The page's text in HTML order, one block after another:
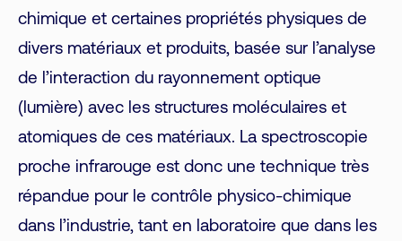
chimique et certaines propriétés physiques de
divers matériaux et produits, basée sur l’analyse
de l’interaction du rayonnement optique
(lumière) avec les structures moléculaires et
atomiques de ces matériaux. La spectroscopie
proche infrarouge est donc une technique très
répandue pour le contrôle physico-chimique
dans l’industrie, tant en laboratoire que dans les